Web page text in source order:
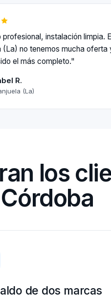
instalación limpia.
(La) no tenemos mucha oferta
el más completo."
R.
(La)
los
Córdoba
de dos marcas